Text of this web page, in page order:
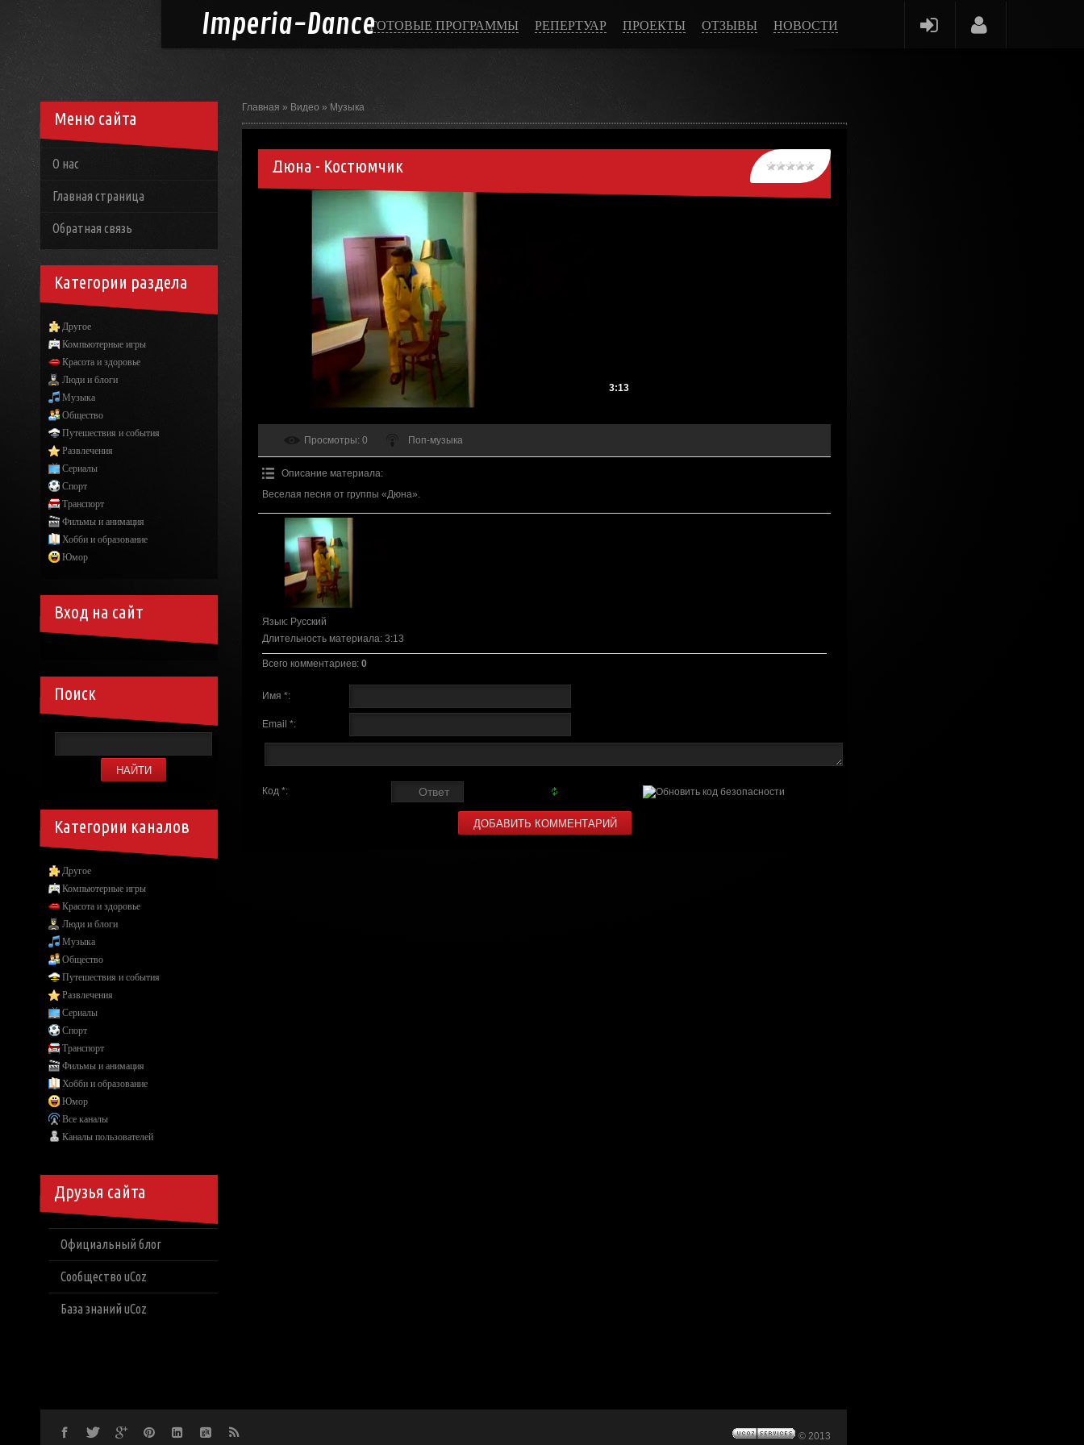
Imperia-DanceГОТОВЫЕ ПРОГРАММЫ РЕПЕРТУАР ПРОЕКТЫ ОТЗЫВЫ НОВОСТИ
Главная » Видео » Музыка
Дюна - Костюмчик
3:13
Просмотры: 0 Поп-музыка
Описание материала:
Веселая песня от группы «Дюна».
Язык: Русский
Длительность материала: 3:13
Всего комментариев: 0
Имя *:
Email *:
Код *:
Меню сайта
О нас
Главная страница
Обратная связь
Категории раздела
Другое
Компьютерные игры
Красота и здоровье
Люди и блоги
Музыка
Общество
Путешествия и события
Развлечения
Сериалы
Спорт
Транспорт
Фильмы и анимация
Хобби и образование
Юмор
Вход на сайт
Поиск
Категории каналов
Другое
Компьютерные игры
Красота и здоровье
Люди и блоги
Музыка
Общество
Путешествия и события
Развлечения
Сериалы
Спорт
Транспорт
Фильмы и анимация
Хобби и образование
Юмор
Все каналы
Каналы пользователей
Друзья сайта
Официальный блог
Сообщество uCoz
База знаний uCoz
© 2013